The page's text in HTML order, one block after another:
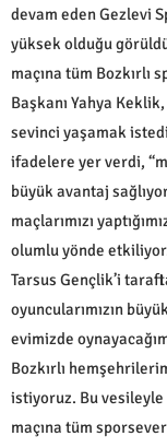
devam eden Gezlevi
yüksek olduğu
maçına tüm Bozkırlı
Başkanı Yahya
sevinci yaşamak
ifadelere yer verdi,
büyük avantaj
maçlarımızı
olumlu yönde
Tarsus Gençlik’i
oyuncularımızın
evimizde
Bozkırlı
istiyoruz. Bu vesileyle
maçına tüm